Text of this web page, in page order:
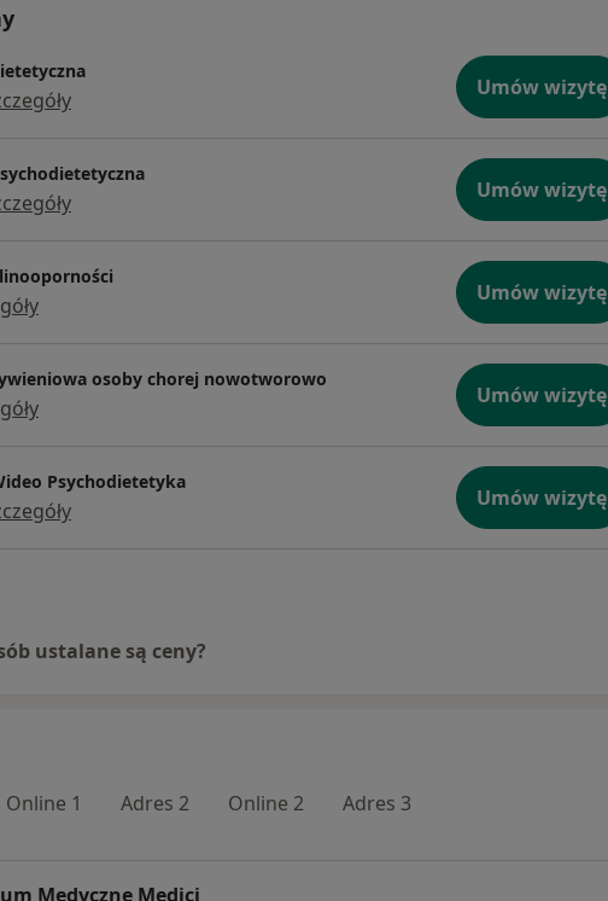
Umów wizytę
Umów wizytę
Umów wizytę
osoby chorej nowotworowo
Umów wizytę
Psychodietetyka
Umów wizytę
ustalane są ceny?
Online 1 Adres 2 Online 2 Adres 3
Medyczne Medici